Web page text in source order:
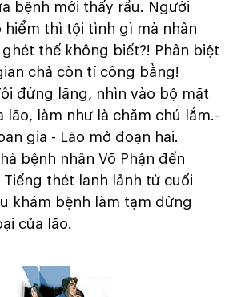
bệnh mới thấy rầu. Người
hiểm thì tội tình gì mà nhân
thế không biết?! Phân biệt
chả còn tí công bằng!
đứng lặng, nhìn vào bộ mặt
lão, làm như là chăm chú lắm.-
gia - Lão mở đoạn hai.
bệnh nhân Võ Phận đến
Tiếng thét lanh lảnh từ cuối
khám bệnh làm tạm dừng
của lão.